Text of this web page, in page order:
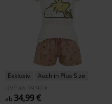
Exklusiv
Auch in Plus Size
UVP
ab
39,90 €
ab 34,99 €